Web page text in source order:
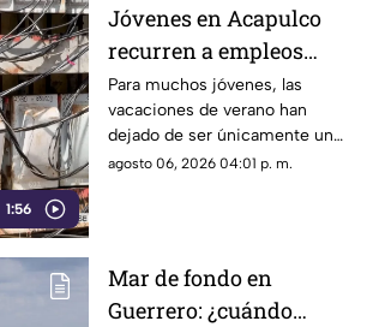
1:56
Jóvenes en Acapulco
recurren a empleos
temporales ante el
próximo ciclo escolar
Para muchos jóvenes, las
vacaciones de verano han
dejado de ser únicamente un
periodo de descanso y
agosto 06, 2026 04:01 p. m.
Mar de fondo en
Guerrero: ¿cuándo